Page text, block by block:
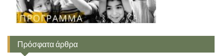
Πρόσφατα άρθρα